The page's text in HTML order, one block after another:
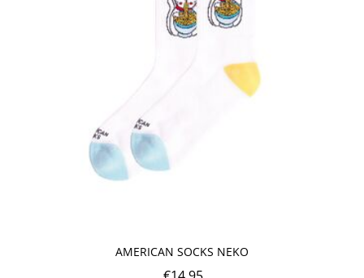
AMERICAN SOCKS NEKO